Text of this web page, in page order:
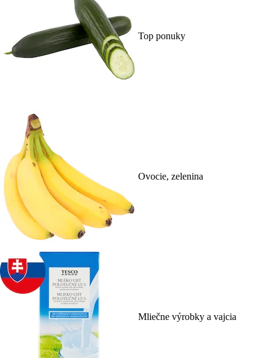
Top ponuky
Ovocie, zelenina
Mliečne výrobky a vajcia